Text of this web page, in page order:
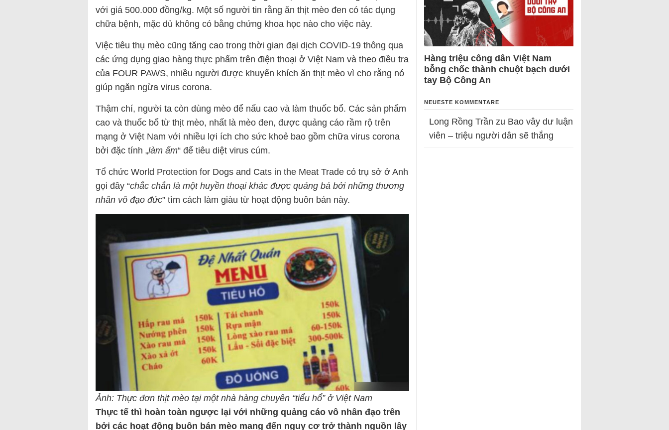
với giá 500.000 đồng/kg. Một số người tin rằng ăn thịt mèo đen có tác dụng
chữa bệnh, mặc dù không có bằng chứng khoa học nào cho việc này.
Việc tiêu thụ mèo cũng tăng cao trong thời gian đại dịch COVID-19 thông qua
các ứng dụng giao hàng thực phẩm trên điện thoại ở Việt Nam và theo điều tra
của FOUR PAWS, nhiều người được khuyến khích ăn thịt mèo vì cho rằng nó
giúp ngăn ngừa virus corona.
Thậm chí, người ta còn dùng mèo để nấu cao và làm thuốc bổ. Các sản phẩm
cao và thuốc bổ từ thịt mèo, nhất là mèo đen, được quảng cáo rầm rộ trên
mạng ở Việt Nam với nhiều lợi ích cho sức khoẻ bao gồm chữa virus corona
bởi đặc tính „làm ấm“ để tiêu diệt virus cúm.
Tổ chức World Protection for Dogs and Cats in the Meat Trade có trụ sở ở Anh
gọi đây “chắc chắn là một huyền thoại khác được quảng bá bởi những thương
nhân vô đạo đức” tìm cách làm giàu từ hoạt động buôn bán này.
Ảnh: Thực đơn thịt mèo tại một nhà hàng chuyên “tiểu hổ” ở Việt Nam
Thực tế thì hoàn toàn ngược lại với những quảng cáo vô nhân đạo trên
bởi các hoạt động buôn bán mèo mang đến nguy cơ trở thành nguồn lây
Hàng triệu công dân Việt Nam
bỗng chốc thành chuột bạch dưới
tay Bộ Công An
NEUESTE KOMMENTARE
Long Rồng Trần zu Bao vây dư luận
viên – triệu người dân sẽ thắng